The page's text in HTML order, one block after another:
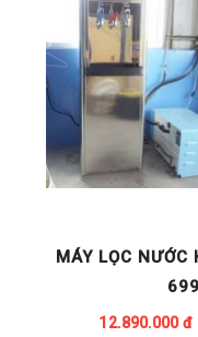
MÁY LỌC NƯỚC
12.890.000 đ